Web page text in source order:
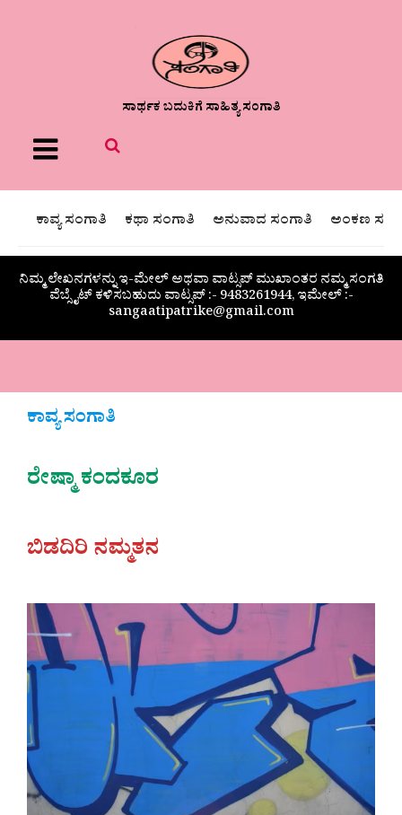
ಸಾರ್ಥಕ ಬದುಕಿಗೆ ಸಾಹಿತ್ಯ ಸಂಗಾತಿ
Menu
ಕಾವ್ಯ ಸಂಗಾತಿ ಕಥಾ ಸಂಗಾತಿ ಅನುವಾದ ಸಂಗಾತಿ ಅಂಕಣ
ನಿಮ್ಮ ಲೇಖನಗಳನ್ನು ಇ-ಮೇಲ್ ಅಥವಾ ವಾಟ್ಸಪ್ ಮುಖಾಂತರ ನಮ್ಮ ಸಂಗತಿ
ವೆಬ್ಸೈಟ್ ಕಳಿಸಬಹುದು ವಾಟ್ಸಪ್‌ :- 9483261944, ಇಮೇಲ್ :-
sangaatipatrike@gmail.com
ಕಾವ್ಯ ಸಂಗಾತಿ
ರೇಷ್ಮಾ ಕಂದಕೂರ
ಬಿಡದಿರಿ ನಮ್ಮತನ